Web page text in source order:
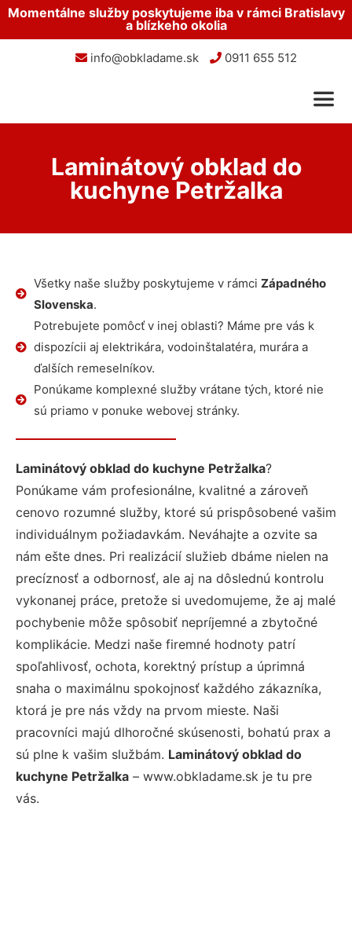
Momentálne služby poskytujeme iba v rámci Bratislavy
a blízkeho okolia
info@obkladame.sk 0911 655 512
Laminátový obklad do
kuchyne Petržalka
Všetky naše služby poskytujeme v rámci Západného
Slovenska.
Potrebujete pomôcť v inej oblasti? Máme pre vás k
dispozícii aj elektrikára, vodoinštalatéra, murára a
ďalších remeselníkov.
Ponúkame komplexné služby vrátane tých, ktoré nie
sú priamo v ponuke webovej stránky.
Laminátový obklad do kuchyne Petržalka?
Ponúkame vám profesionálne, kvalitné a zároveň
cenovo rozumné služby, ktoré sú prispôsobené vašim
individuálnym požiadavkám. Neváhajte a ozvite sa
nám ešte dnes. Pri realizácií služieb dbáme nielen na
precíznosť a odbornosť, ale aj na dôslednú kontrolu
vykonanej práce, pretože si uvedomujeme, že aj malé
pochybenie môže spôsobiť nepríjemné a zbytočné
komplikácie. Medzi naše firemné hodnoty patrí
spoľahlivosť, ochota, korektný prístup a úprimná
snaha o maximálnu spokojnosť každého zákazníka,
ktorá je pre nás vždy na prvom mieste. Naši
pracovníci majú dlhoročné skúsenosti, bohatú prax a
sú plne k vašim službám. Laminátový obklad do
kuchyne Petržalka – www.obkladame.sk je tu pre
vás.